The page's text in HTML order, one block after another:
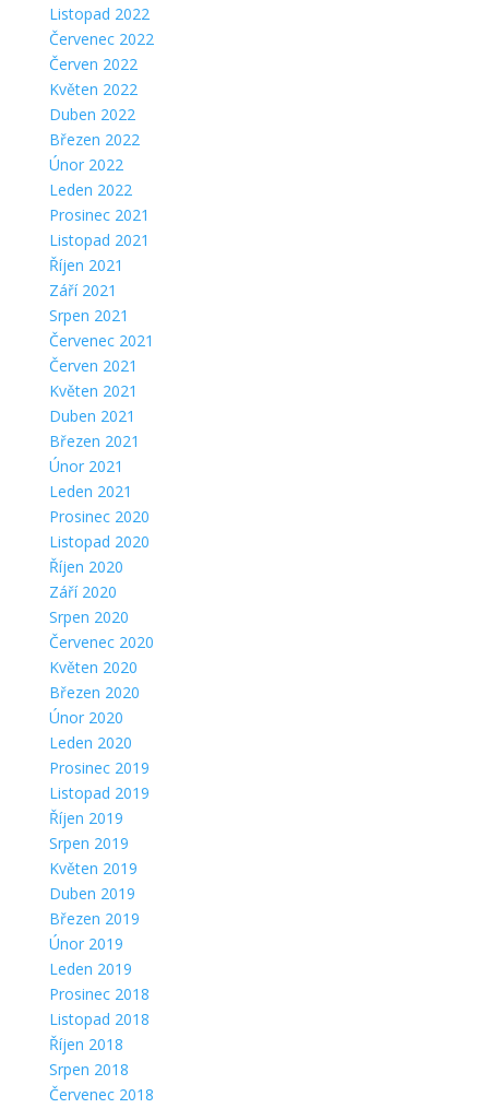
Listopad 2022
Červenec 2022
Červen 2022
Květen 2022
Duben 2022
Březen 2022
Únor 2022
Leden 2022
Prosinec 2021
Listopad 2021
Říjen 2021
Září 2021
Srpen 2021
Červenec 2021
Červen 2021
Květen 2021
Duben 2021
Březen 2021
Únor 2021
Leden 2021
Prosinec 2020
Listopad 2020
Říjen 2020
Září 2020
Srpen 2020
Červenec 2020
Květen 2020
Březen 2020
Únor 2020
Leden 2020
Prosinec 2019
Listopad 2019
Říjen 2019
Srpen 2019
Květen 2019
Duben 2019
Březen 2019
Únor 2019
Leden 2019
Prosinec 2018
Listopad 2018
Říjen 2018
Srpen 2018
Červenec 2018